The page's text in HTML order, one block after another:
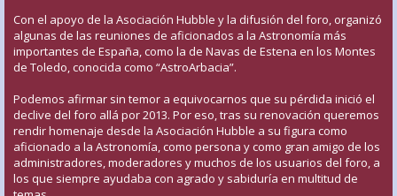
Con el apoyo de la Asociación Hubble y la difusión del foro, organizó
algunas de las reuniones de aficionados a la Astronomía más
importantes de España, como la de Navas de Estena en los Montes
de Toledo, conocida como “AstroArbacia”.
Podemos afirmar sin temor a equivocarnos que su pérdida inició el
declive del foro allá por 2013. Por eso, tras su renovación queremos
rendir homenaje desde la Asociación Hubble a su figura como
aficionado a la Astronomía, como persona y como gran amigo de los
administradores, moderadores y muchos de los usuarios del foro, a
los que siempre ayudaba con agrado y sabiduría en multitud de